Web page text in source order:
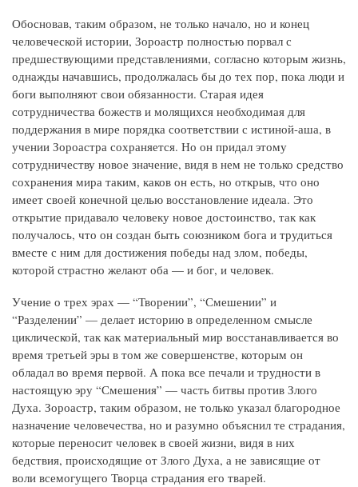
Обосновав, таким образом, не только начало, но и конец
человеческой истории, Зороастр полностью порвал с
предшествующими представлениями, согласно которым жизнь,
однажды начавшись, продолжалась бы до тех пор, пока люди и
боги выполняют свои обязанности. Старая идея
сотрудничества божеств и молящихся необходимая для
поддержания в мире порядка соответствии с истиной-аша, в
учении Зороастра сохраняется. Но он придал этому
сотрудничеству новое значение, видя в нем не только средство
сохранения мира таким, каков он есть, но открыв, что оно
имеет своей конечной целью восстановление идеала. Это
открытие придавало человеку новое достоинство, так как
получалось, что он создан быть союзником бога и трудиться
вместе с ним для достижения победы над злом, победы,
которой страстно желают оба — и бог, и человек.
Учение о трех эрах — “Творении”, “Смешении” и
“Разделении” — делает историю в определенном смысле
циклической, так как материальный мир восстанавливается во
время третьей эры в том же совершенстве, которым он
обладал во время первой. А пока все печали и трудности в
настоящую эру “Смешения” — часть битвы против Злого
Духа. Зороастр, таким образом, не только указал благородное
назначение человечества, но и разумно объяснил те страдания,
которые переносит человек в своей жизни, видя в них
бедствия, происходящие от Злого Духа, а не зависящие от
воли всемогущего Творца страдания его тварей.